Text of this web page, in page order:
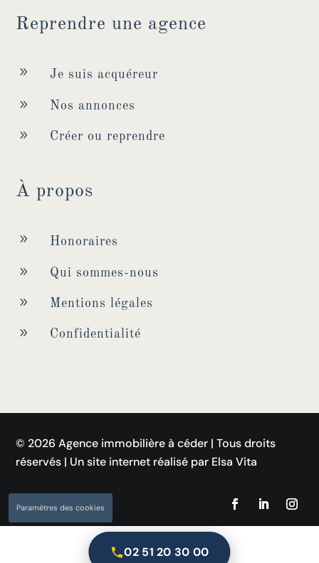
Paramètres des cookies
Reprendre une agence
9 Je suis acquéreur
9 Nos annonces
9 Créer ou reprendre
À propos
9 Honoraires
9 Qui sommes-nous
9 Mentions légales
9 Confidentialité
© 2026 Agence immobilière à céder | Tous droits
réservés | Un site internet réalisé par Elsa Vita
02 51 20 30 00